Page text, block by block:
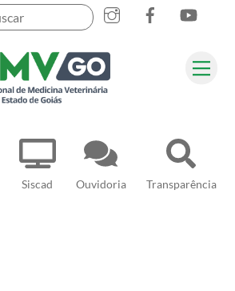
Siscad Ouvidoria Transparência